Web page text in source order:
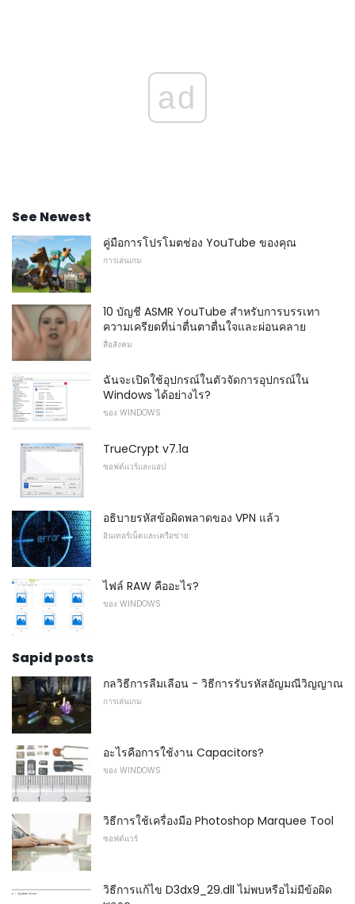
ad
See Newest
คู่มือการโปรโมตช่อง YouTube ของคุณ
การเล่นเกม
10 บัญชี ASMR YouTube สำหรับการบรรเทา
ความเครียดที่น่าตื่นตาตื่นใจและผ่อนคลาย
สื่อสังคม
ฉันจะเปิดใช้อุปกรณ์ในตัวจัดการอุปกรณ์ใน
Windows ได้อย่างไร?
ของ WINDOWS
TrueCrypt v7.1a
ซอฟต์แวร์และแอป
อธิบายรหัสข้อผิดพลาดของ VPN แล้ว
อินเทอร์เน็ตและเครือข่าย
ไฟล์ RAW คืออะไร?
ของ WINDOWS
Sapid posts
กลวิธีการลืมเลือน - วิธีการรับรหัสอัญมณีวิญญาณ
การเล่นเกม
อะไรคือการใช้งาน Capacitors?
ของ WINDOWS
วิธีการใช้เครื่องมือ Photoshop Marquee Tool
ซอฟต์แวร์
วิธีการแก้ไข D3dx9_29.dll ไม่พบหรือไม่มีข้อผิด